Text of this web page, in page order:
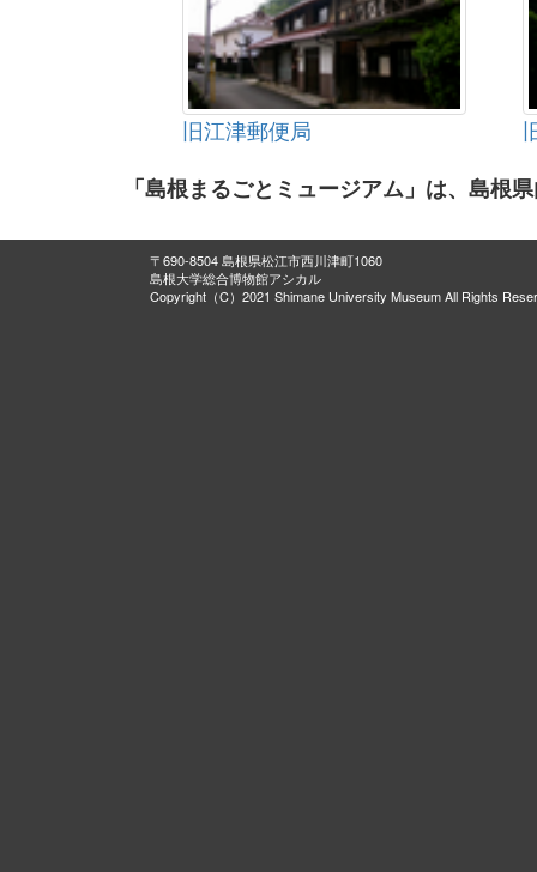
旧江津郵便局
「島根まるごとミュージアム」は、島根
〒690-8504 島根県松江市西川津町1060
島根大学総合博物館アシカル
Copyright（C）2021 Shimane University Museum All Rights